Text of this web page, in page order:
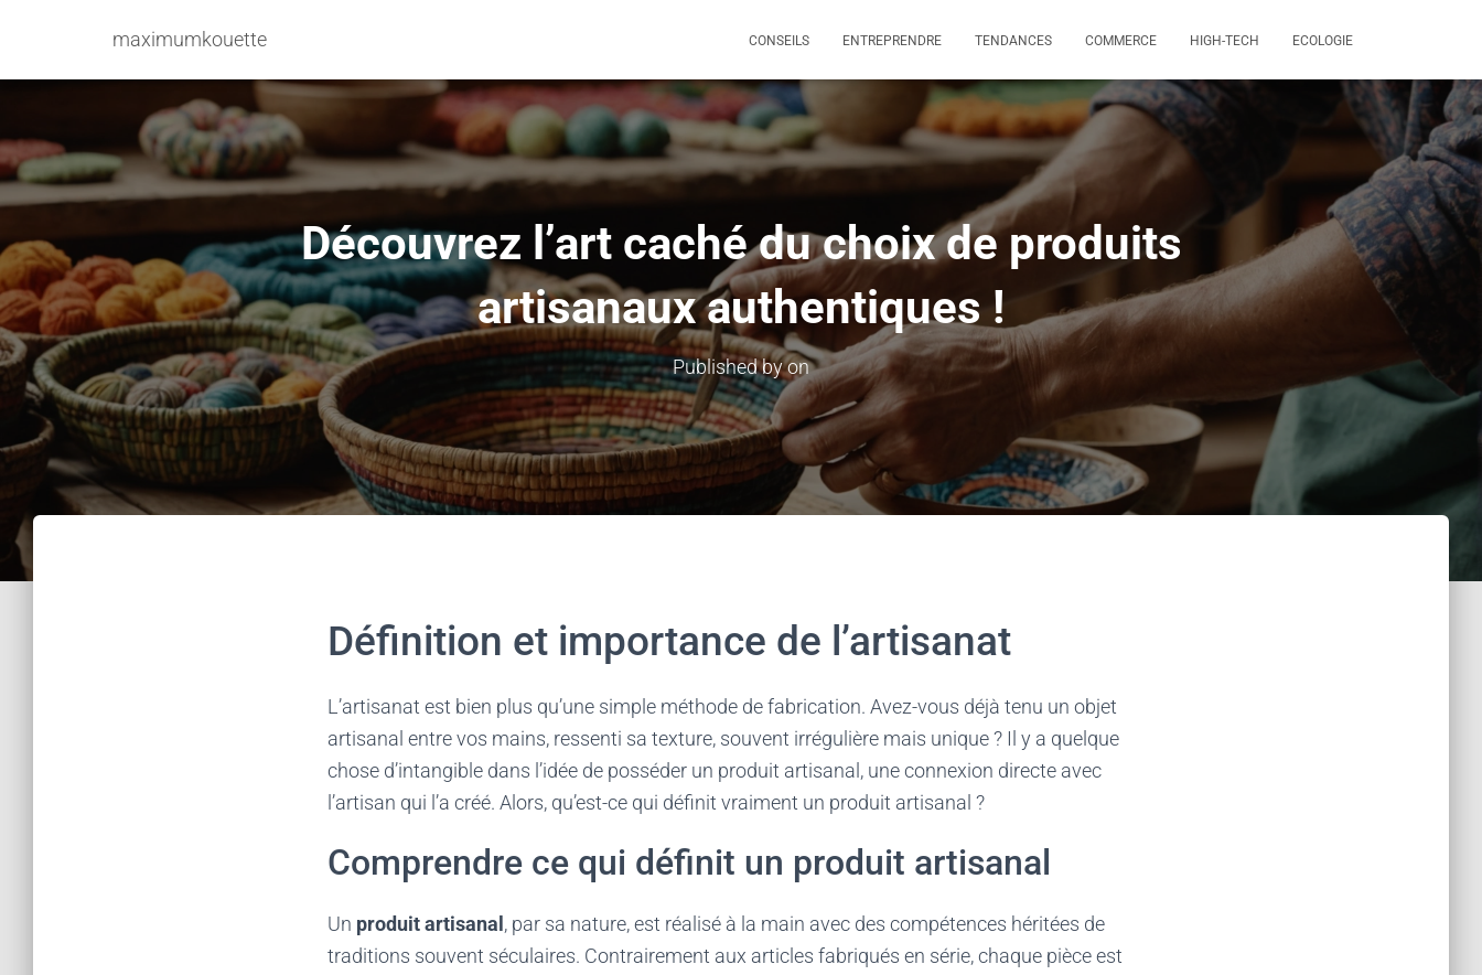
maximumkouette CONSEILS ENTREPRENDRE TENDANCES COMMERCE HIGH-TECH ECOLOGIE
Découvrez l’art caché du choix de produits
artisanaux authentiques !
Published byon
Définition et importance de l’artisanat
L’artisanat est bien plus qu’une simple méthode de fabrication. Avez-vous déjà tenu un objet
artisanal entre vos mains, ressenti sa texture, souvent irrégulière mais unique ? Il y a quelque
chose d’intangible dans l’idée de posséder un produit artisanal, une connexion directe avec
l’artisan qui l’a créé. Alors, qu’est-ce qui définit vraiment un produit artisanal ?
Comprendre ce qui définit un produit artisanal
Un produit artisanal , par sa nature, est réalisé à la main avec des compétences héritées de
traditions souvent séculaires. Contrairement aux articles fabriqués en série, chaque pièce est